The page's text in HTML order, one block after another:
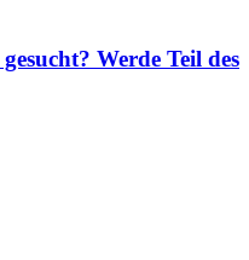
Werde Teil des